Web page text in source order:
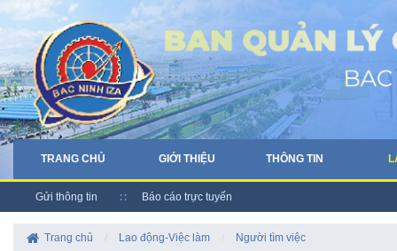
TRANG CHỦ GIỚI THIỆU THÔNG TIN
Gửi thông tin Báo cáo trực tuyến
Trang chủ Lao động-Việc làm Người tìm việc